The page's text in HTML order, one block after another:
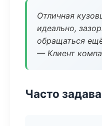
Отличная
идеально,
обращаться
— Клиент
Часто